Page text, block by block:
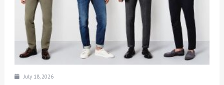
July 18, 2026